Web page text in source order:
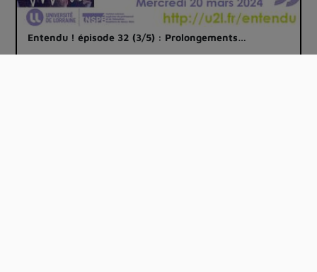
Entendu ! épisode 32 (3/5) : Prolongements…